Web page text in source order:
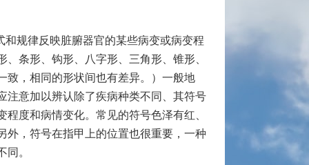
规律反映脏腑器官的某些病变或病变程
条形、钩形、八字形、三角形、锥形、
致，相同的形状间也有差异。）一般地
注意加以辨认除了疾病种类不同、其符号
度和病情变化。常见的符号色泽有红、
外，符号在指甲上的位置也很重要，一种
同。